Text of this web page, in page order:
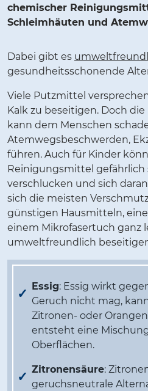
chemischer
Schleimhäuten und
Dabei gibt es
gesundheitsschonende
Viele Putzmittel
Kalk zu beseitigen. Doch
kann dem Menschen
Atemwegsbeschwerden,
führen. Auch für Kinder
Reinigungsmittel gefährlich
verschlucken und sich
sich die meisten
günstigen Hausmitteln,
einem Mikrofasertuch ganz
umweltfreundlich
Essig: Essig wirkt
Geruch nicht mag,
Zitronen- oder
entsteht eine
Oberflächen.
Zitronensäure:
geruchsneutrale